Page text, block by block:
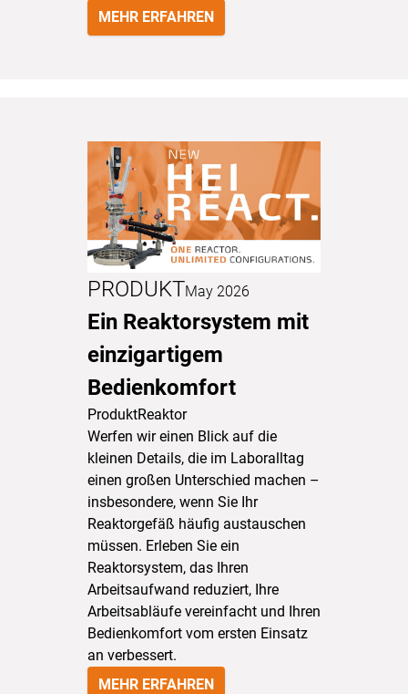
MEHR ERFAHREN
PRODUKTMay 2026
Ein Reaktorsystem mit
einzigartigem
Bedienkomfort
ProduktReaktor
Werfen wir einen Blick auf die
kleinen Details, die im Laboralltag
einen großen Unterschied machen –
insbesondere, wenn Sie Ihr
Reaktorgefäß häufig austauschen
müssen. Erleben Sie ein
Reaktorsystem, das Ihren
Arbeitsaufwand reduziert, Ihre
Arbeitsabläufe vereinfacht und Ihren
Bedienkomfort vom ersten Einsatz
an verbessert.
MEHR ERFAHREN